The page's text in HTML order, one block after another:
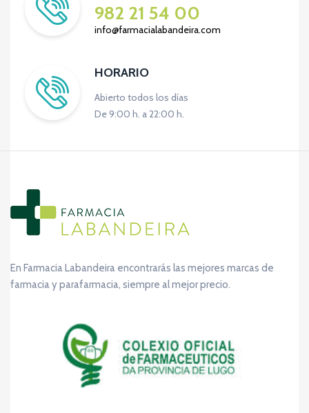
982 21 54 00
info@farmacialabandeira.com
HORARIO
Abierto todos los días
De 9:00 h. a 22:00 h.
En Farmacia Labandeira encontrarás las mejores marcas de
farmacia y parafarmacia, siempre al mejor precio.